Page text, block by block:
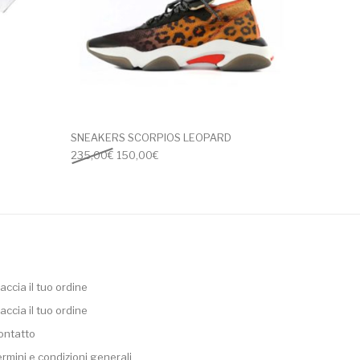
SNEAKERS SCORPIOS LEOPARD
235,00€ Il prezzo originale era: 235,00€.
150,00€
il tuo ordine
il tuo ordine
e condizioni generali